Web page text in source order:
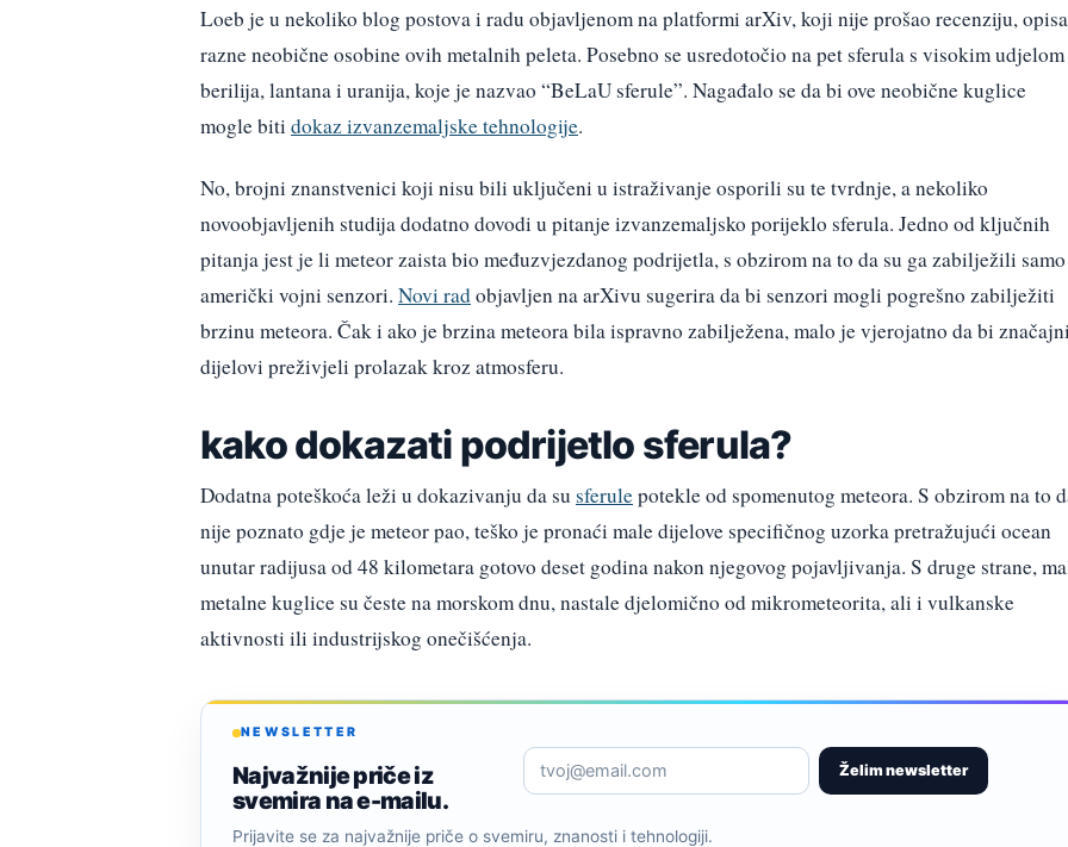
Loeb je u nekoliko blog postova i radu objavljenom na platformi arXiv, koji nije prošao recenziju,
razne neobične osobine ovih metalnih peleta. Posebno se usredotočio na pet sferula s visokim udjelom
berilija, lantana i uranija, koje je nazvao “BeLaU sferule”. Nagađalo se da bi ove neobične kuglice
mogle biti dokaz izvanzemaljske tehnologije.
No, brojni znanstvenici koji nisu bili uključeni u istraživanje osporili su te tvrdnje, a nekoliko
novoobjavljenih studija dodatno dovodi u pitanje izvanzemaljsko porijeklo sferula. Jedno od ključnih
pitanja jest je li meteor zaista bio međuzvjezdanog podrijetla, s obzirom na to da su ga zabilježili samo
američki vojni senzori. Novi radobjavljen na arXivu sugerira da bi senzori mogli pogrešno zabilježiti
brzinu meteora. Čak i ako je brzina meteora bila ispravno zabilježena, malo je vjerojatno da bi
dijelovi preživjeli prolazak kroz atmosferu.
kako dokazati podrijetlo sferula?
Dodatna poteškoća leži u dokazivanju da su sferulepotekle od spomenutog meteora. S obzirom na to
nije poznato gdje je meteor pao, teško je pronaći male dijelove specifičnog uzorka pretražujući ocean
unutar radijusa od 48 kilometara gotovo deset godina nakon njegovog pojavljivanja. S druge strane,
metalne kuglice su česte na morskom dnu, nastale djelomično od mikrometeorita, ali i vulkanske
aktivnosti ili industrijskog onečišćenja.
NEWSLETTER
Najvažnije priče iz
svemira na e-mailu.
Želim newsletter
Prijavite se za najvažnije priče o svemiru, znanosti i tehnologiji.